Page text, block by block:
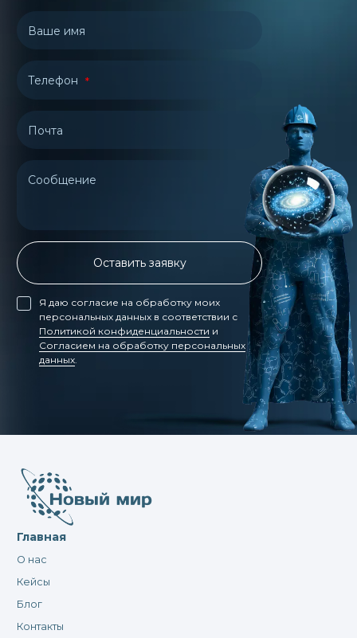
Ваше имя
Телефон
Почта
Сообщение
Оставить заявку
Я даю согласие на обработку моих
персональных данных в соответствии с
Политикой конфиденциальности и
Согласием на обработку персональных
данных.
Главная
О нас
Кейсы
Блог
Контакты